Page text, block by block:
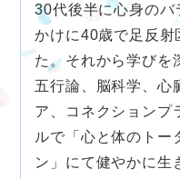
30代後半に心身のバ
かけに40歳で足反射
た。それから学びを
五行論、脳科学、心
ア、コネクションプ
ルで「心と体のトー
ン」にて健やかに生